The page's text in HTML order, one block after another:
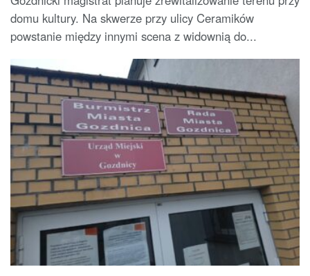
domu kultury. Na skwerze przy ulicy Ceramików
powstanie między innymi scena z widownią do...